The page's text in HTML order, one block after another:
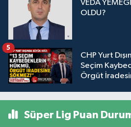
VEDA
OLDU?
CHP Yurt
Seçim
Örgüt
5
Süper Lig Puan